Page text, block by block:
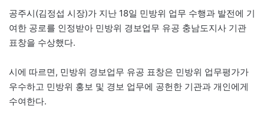
공주시(김정섭 시장)가 지난 18일 민방위 업무 수행과 발전에 기
여한 공로를 인정받아 민방위 경보업무 유공 충남도지사 기관
표창을 수상했다.
시에 따르면, 민방위 경보업무 유공 표창은 민방위 업무평가가
우수하고 민방위 홍보 및 경보 업무에 공헌한 기관과 개인에게
수여한다.